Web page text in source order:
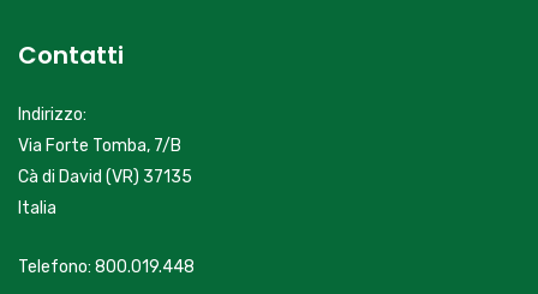
Chi siamo
Il franchising
Servizi
Immobili